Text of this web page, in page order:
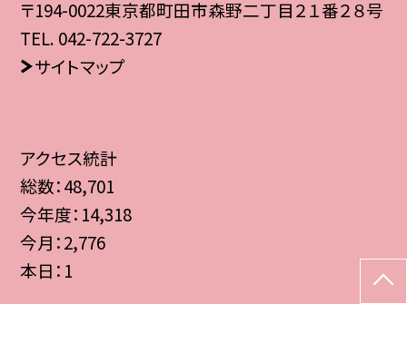
〒194-0022東京都町田市森野二丁目２１番２８号
TEL. 042-722-3727
サイトマップ
アクセス統計
総数：48,701
今年度： 14,318
今月：2,776
本日： 1